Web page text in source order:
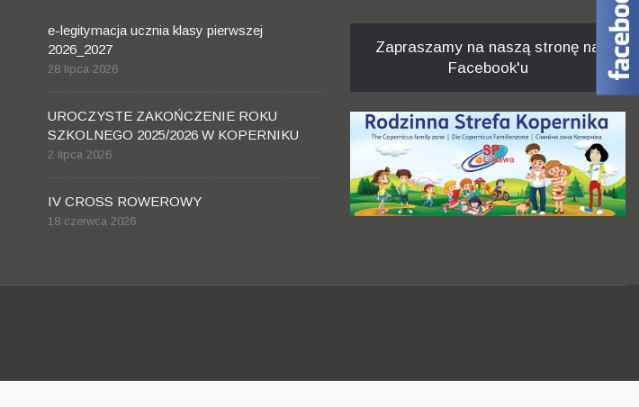
e-legitymacja ucznia klasy pierwszej
2026_2027
28 lipca 2026
UROCZYSTE ZAKOŃCZENIE ROKU
SZKOLNEGO 2025/2026 W KOPERNIKU
2 lipca 2026
IV CROSS ROWEROWY
18 czerwca 2026
Zapraszamy na naszą stronę na
Facebook'u